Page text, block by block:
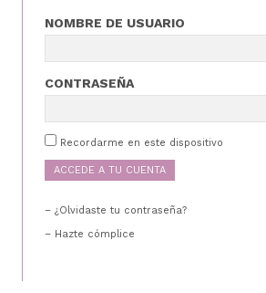
NOMBRE DE USUARIO
CONTRASEÑA
Recordarme en este dispositivo
¿Olvidaste tu contraseña?
– Hazte cómplice